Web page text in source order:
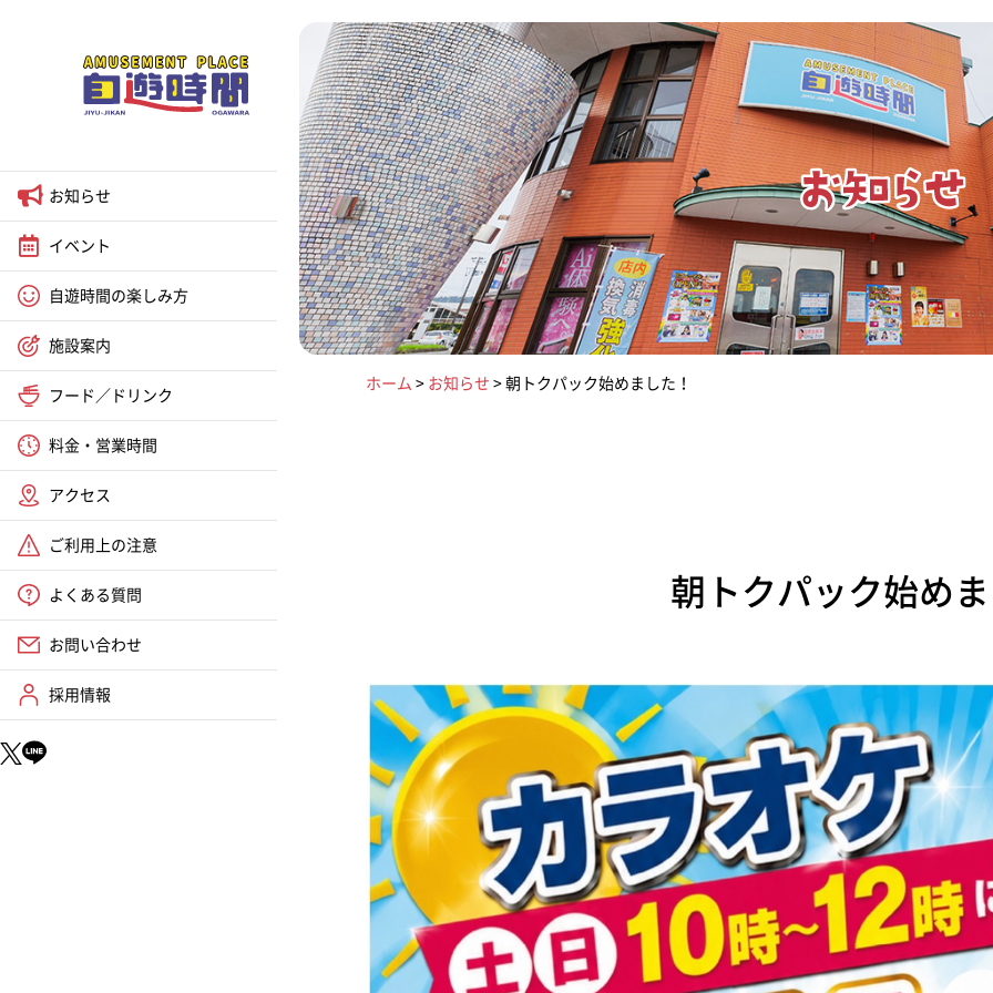
お知らせ
イベント
自遊時間の楽しみ方
施設案内
フード／ドリンク
料金・営業時間
アクセス
ご利用上の注意
よくある質問
お問い合わせ
採用情報
ホーム > お知らせ > 朝トクパック始めました！
朝トクパック始め